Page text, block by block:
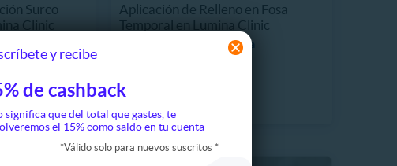
y recibe
de cashback
significa que del total que gastes, te
el 15% como saldo en tu cuenta
*Válido solo para nuevos suscritos *
Surco
Clinic
Aplicación de Relleno en Fosa
Temporal en Lumina Clinic
8988.6 km, Lo Barnechea